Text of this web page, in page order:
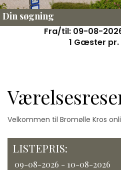
Din søgning
Fra/til: 09-08-
1 Gæster
Velkommen til Bromølle Kros
LISTEPRIS:
09-08-2026 - 10-08-2026